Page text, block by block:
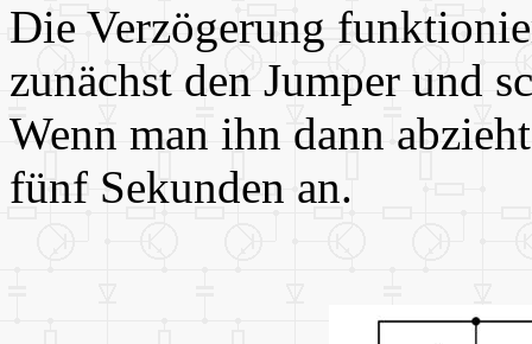
Die Verzögerung
zunächst den Jumper und
Wenn man ihn dann
fünf Sekunden an.